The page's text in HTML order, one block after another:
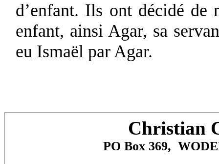
d’enfant. Ils ont décidé de
enfant, ainsi Agar, sa
eu Ismaël par Agar.
Christian
PO Box 369,